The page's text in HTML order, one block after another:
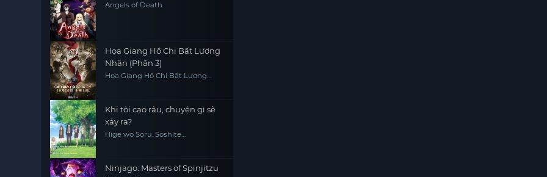
Angels of Death
Họa Giang Hồ Chi Bất Lương
Nhân (Phần 3)
Họa Giang Hồ Chi Bất Lương
Khi tôi cạo râu, chuyện gì sẽ
xảy ra?
Hige wo Soru. Soshite
Ninjago: Masters of Spinjitzu